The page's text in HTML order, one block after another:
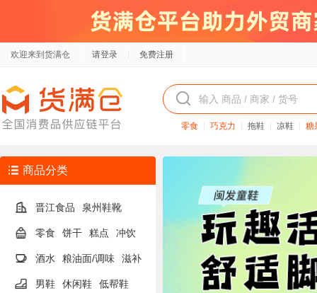
欢迎来到货满仓 请登录 免费注册
零食 巧克力 拖鞋 凉鞋 糖
商品分类
晋江食品 泉州鞋靴
零食 饼干 糕点 冲饮
酒水 粮油面/调味 滋补
男鞋 休闲鞋 低帮鞋